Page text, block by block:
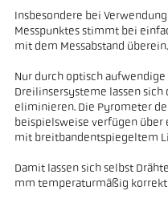
Insbesondere bei
Messpunktes stimmt bei
mit dem Messabstand überein.
Nur durch optisch
Dreilinsersysteme lassen
eliminieren. Die Pyrometer
beispielsweise verfügen
mit breitbandentspiegeltem
Damit lassen sich selbst
mm temperaturmäßig korrekt